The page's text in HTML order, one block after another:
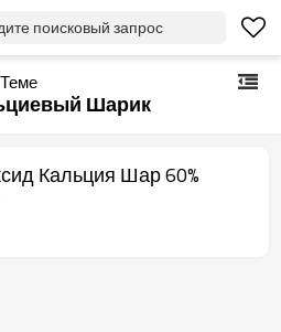
поисковый запрос
Шарик
Кальция Шар 60%